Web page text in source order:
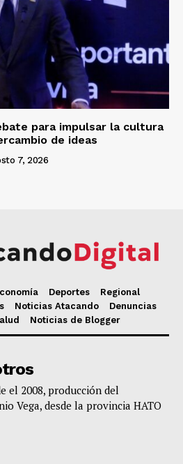
para impulsar la cultura
de ideas
7, 2026
Deportes
Regional
Noticias Atacando
Denuncias
Noticias de Blogger
el 2008, producción del
Vega, desde la provincia HATO